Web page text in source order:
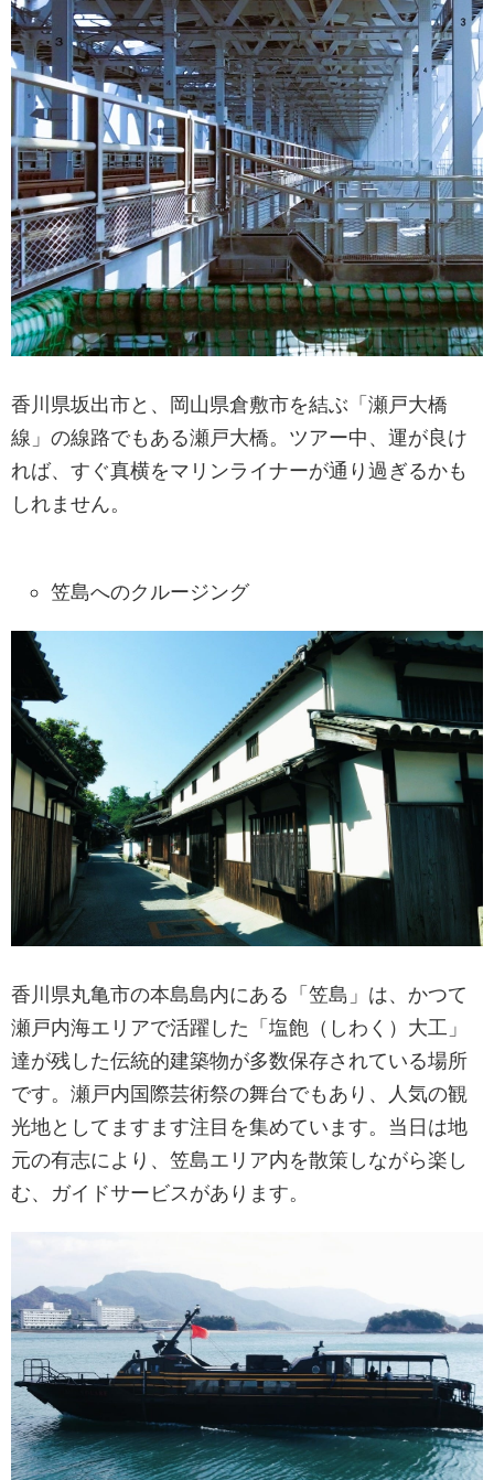
香川県坂出市と、岡山県倉敷市を結ぶ「瀬戸大橋
線」の線路でもある瀬戸大橋。ツアー中、運が良け
れば、すぐ真横をマリンライナーが通り過ぎるかも
しれません。
笠島へのクルージング
香川県丸亀市の本島島内にある「笠島」は、かつて
瀬戸内海エリアで活躍した「塩飽（しわく）大工」
達が残した伝統的建築物が多数保存されている場所
です。瀬戸内国際芸術祭の舞台でもあり、人気の観
光地としてますます注目を集めています。当日は地
元の有志により、笠島エリア内を散策しながら楽し
む、ガイドサービスがあります。